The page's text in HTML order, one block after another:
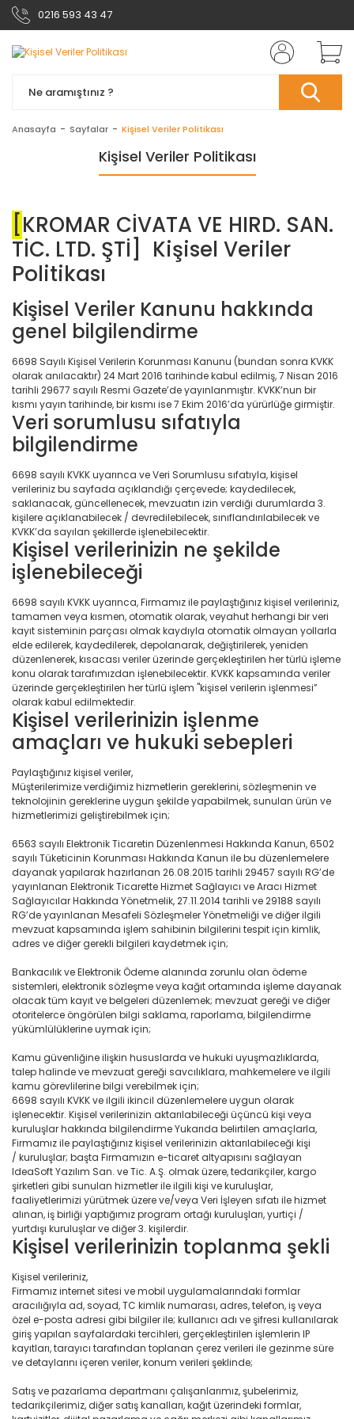
0216 593 43 47
Anasayfa Sayfalar Kişisel Veriler Politikası
Kişisel Veriler Politikası
KROMAR CİVATA VE HIRD. SAN.
TİC. LTD. ŞTİ] Kişisel Veriler
Politikası
Kişisel Veriler Kanunu hakkında
genel bilgilendirme
6698 Sayılı Kişisel Verilerin Korunması Kanunu (bundan sonra KVKK
olarak anılacaktır) 24 Mart 2016 tarihinde kabul edilmiş, 7 Nisan 2016
tarihli 29677 sayılı Resmi Gazete’de yayınlanmıştır. KVKK’nun bir
kısmı yayın tarihinde, bir kısmı ise 7 Ekim 2016’da yürürlüğe girmiştir.
Veri sorumlusu sıfatıyla
bilgilendirme
6698 sayılı KVKK uyarınca ve Veri Sorumlusu sıfatıyla, kişisel
verileriniz bu sayfada açıklandığı çerçevede; kaydedilecek,
saklanacak, güncellenecek, mevzuatın izin verdiği durumlarda 3.
kişilere açıklanabilecek / devredilebilecek, sınıflandırılabilecek ve
KVKK’da sayılan şekillerde işlenebilecektir.
Kişisel verilerinizin ne şekilde
işlenebileceği
6698 sayılı KVKK uyarınca, Firmamız ile paylaştığınız kişisel verileriniz,
tamamen veya kısmen, otomatik olarak, veyahut herhangi bir veri
kayıt sisteminin parçası olmak kaydıyla otomatik olmayan yollarla
elde edilerek, kaydedilerek, depolanarak, değiştirilerek, yeniden
düzenlenerek, kısacası veriler üzerinde gerçekleştirilen her türlü işleme
konu olarak tarafımızdan işlenebilecektir. KVKK kapsamında veriler
üzerinde gerçekleştirilen her türlü işlem "kişisel verilerin işlenmesi”
olarak kabul edilmektedir.
Kişisel verilerinizin işlenme
amaçları ve hukuki sebepleri
Paylaştığınız kişisel veriler,
Müşterilerimize verdiğimiz hizmetlerin gereklerini, sözleşmenin ve
teknolojinin gereklerine uygun şekilde yapabilmek, sunulan ürün ve
hizmetlerimizi geliştirebilmek için;
6563 sayılı Elektronik Ticaretin Düzenlenmesi Hakkında Kanun, 6502
sayılı Tüketicinin Korunması Hakkında Kanun ile bu düzenlemelere
dayanak yapılarak hazırlanan 26.08.2015 tarihli 29457 sayılı RG’de
yayınlanan Elektronik Ticarette Hizmet Sağlayıcı ve Aracı Hizmet
Sağlayıcılar Hakkında Yönetmelik, 27.11.2014 tarihli ve 29188 sayılı
RG’de yayınlanan Mesafeli Sözleşmeler Yönetmeliği ve diğer ilgili
mevzuat kapsamında işlem sahibinin bilgilerini tespit için kimlik,
adres ve diğer gerekli bilgileri kaydetmek için;
Bankacılık ve Elektronik Ödeme alanında zorunlu olan ödeme
sistemleri, elektronik sözleşme veya kağıt ortamında işleme dayanak
olacak tüm kayıt ve belgeleri düzenlemek; mevzuat gereği ve diğer
otoritelerce öngörülen bilgi saklama, raporlama, bilgilendirme
yükümlülüklerine uymak için;
Kamu güvenliğine ilişkin hususlarda ve hukuki uyuşmazlıklarda,
talep halinde ve mevzuat gereği savcılıklara, mahkemelere ve ilgili
kamu görevlilerine bilgi verebilmek için;
6698 sayılı KVKK ve ilgili ikincil düzenlemelere uygun olarak
işlenecektir. Kişisel verilerinizin aktarılabileceği üçüncü kişi veya
kuruluşlar hakkında bilgilendirme Yukarıda belirtilen amaçlarla,
Firmamız ile paylaştığınız kişisel verilerinizin aktarılabileceği kişi
/ kuruluşlar; başta Firmamızın e-ticaret altyapısını sağlayan
IdeaSoft Yazılım San. ve Tic. A.Ş. olmak üzere, tedarikçiler, kargo
şirketleri gibi sunulan hizmetler ile ilgili kişi ve kuruluşlar,
faaliyetlerimizi yürütmek üzere ve/veya Veri İşleyen sıfatı ile hizmet
alınan, iş birliği yaptığımız program ortağı kuruluşları, yurtiçi /
yurtdışı kuruluşlar ve diğer 3. kişilerdir.
Kişisel verilerinizin toplanma şekli
Kişisel verileriniz,
Firmamız internet sitesi ve mobil uygulamalarındaki formlar
aracılığıyla ad, soyad, TC kimlik numarası, adres, telefon, iş veya
özel e-posta adresi gibi bilgiler ile; kullanıcı adı ve şifresi kullanılarak
giriş yapılan sayfalardaki tercihleri, gerçekleştirilen işlemlerin IP
kayıtları, tarayıcı tarafından toplanan çerez verileri ile gezinme süre
ve detaylarını içeren veriler, konum verileri şeklinde;
Satış ve pazarlama departmanı çalışanlarımız, şubelerimiz,
tedarikçilerimiz, diğer satış kanalları, kağıt üzerindeki formlar,